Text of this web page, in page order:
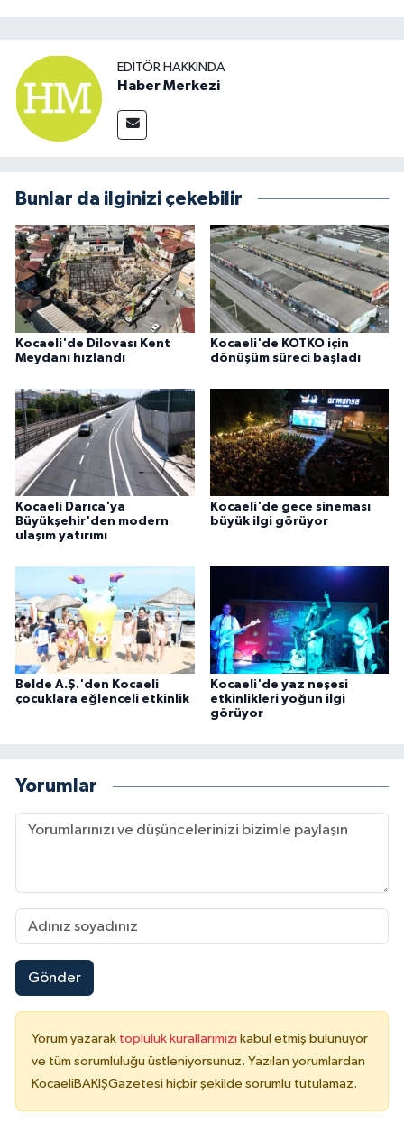
EDITÖR HAKKINDA
Haber Merkezi
Bunlar da ilginizi çekebilir
Kocaeli'de Dilovası Kent
Meydanı hızlandı
Kocaeli'de KOTKO için
dönüşüm süreci başladı
Kocaeli Darıca'ya
Büyükşehir'den modern
ulaşım yatırımı
Kocaeli'de gece sineması
büyük ilgi görüyor
Belde A.Ş.'den Kocaeli
çocuklara eğlenceli etkinlik
Kocaeli'de yaz neşesi
etkinlikleri yoğun ilgi
görüyor
Yorumlar
Gönder
Yorum yazarak topluluk kurallarımızı kabul etmiş bulunuyor
ve tüm sorumluluğu üstleniyorsunuz. Yazılan yorumlardan
KocaeliBAKIŞGazetesi hiçbir şekilde sorumlu tutulamaz.